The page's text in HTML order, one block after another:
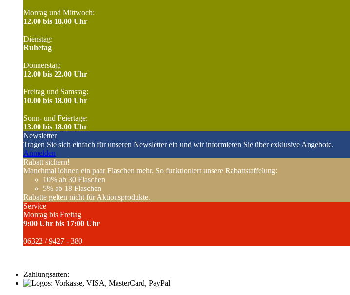
Montag und Mittwoch:
12.00 bis 18.00 Uhr
Dienstag:
Ruhetag
Donnerstag:
12.00 bis 22.00 Uhr
Freitag und Samstag:
10.00 bis 18.00 Uhr
Sonn- und Feiertage:
13.00 bis 18.00 Uhr
Newsletter
Tragen Sie sich einfach für unseren Newsletter ein und wir informieren Sie über exklusive Angebote.
Anmelden
Rabatt sichern!
Manchmal lohnen ein paar Flaschen mehr. So funktioniert unsere Rabattstaffelung:
10% ab 30 Flaschen
5% ab 18 Flaschen
Rabatte gelten nicht für Aktionsprodukte.
Service
Montag bis Freitag
9:00 Uhr bis 17:00 Uhr
06322 / 9427 - 380
Zahlungsarten: